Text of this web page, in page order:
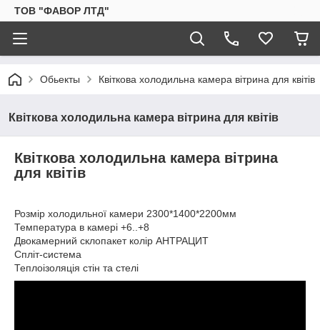
ТОВ "ФАВОР ЛТД"
Обьекты Квіткова холодильна камера вітрина для квітів
Квіткова холодильна камера вітрина для квітів
Квіткова холодильна камера вітрина
для квітів
Розмір холодильної камери 2300*1400*2200мм
Температура в камері +6..+8
Двокамерний склопакет колір АНТРАЦИТ
Спліт-система
Теплоізоляція стін та стелі